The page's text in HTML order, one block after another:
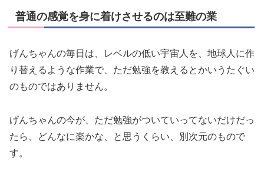
普通の感覚を身に着けさせるのは至難の業
げんちゃんの毎日は、レベルの低い宇宙人を、地球人に作
り替えるような作業で、ただ勉強を教えるとかいうたぐい
のものではありません。
げんちゃんの今が、ただ勉強がついていってないだけだっ
たら、どんなに楽かな、と思うくらい、別次元のもので
す。